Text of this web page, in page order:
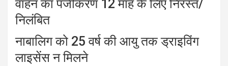
वाहन का पंजीकरण 12 माह के लिए निरस्त/
निलंबित
नाबालिग को 25 वर्ष की आयु तक ड्राइविंग
लाइसेंस न मिलने